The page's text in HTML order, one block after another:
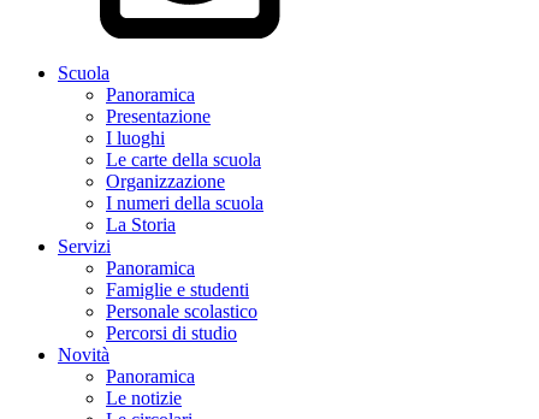
Scuola
Panoramica
Presentazione
I luoghi
Le carte della scuola
Organizzazione
I numeri della scuola
La Storia
Servizi
Panoramica
Famiglie e studenti
Personale scolastico
Percorsi di studio
Novità
Panoramica
Le notizie